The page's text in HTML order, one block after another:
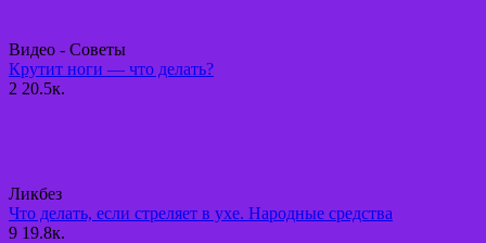
Видео - Советы
Крутит ноги — что делать?
2 20.5к.
Ликбез
Что делать, если стреляет в ухе. Народные средства
9 19.8к.